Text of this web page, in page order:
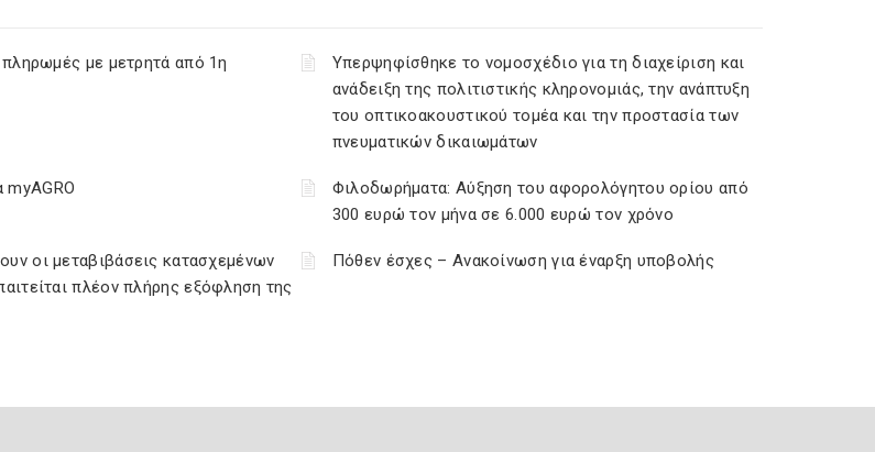
πληρωμές με μετρητά από 1η
Υπερψηφίσθηκε το νομοσχέδιο για τη διαχείριση και
ανάδειξη της πολιτιστικής κληρονομιάς, την ανάπτυξη
του οπτικοακουστικού τομέα και την προστασία των
πνευματικών δικαιωμάτων
Φιλοδωρήματα: Αύξηση του αφορολόγητου ορίου από
300 ευρώ τον μήνα σε 6.000 ευρώ τον χρόνο
οι μεταβιβάσεις κατασχεμένων
πλέον πλήρης εξόφληση της
Πόθεν έσχες – Ανακοίνωση για έναρξη υποβολής